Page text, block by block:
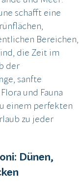
schafft eine
Bereichen,
die Zeit im
der
sanfte
und Fauna
einem perfekten
zu jeder
Dünen,